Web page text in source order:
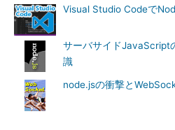
Visual Studio Codeで
サーバサイドJavaScript
識
node.jsの衝撃と